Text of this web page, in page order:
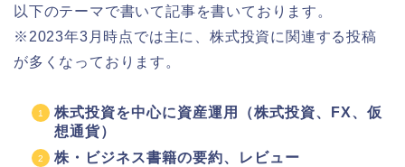
以下のテーマで書いて記事を書いております。
※2023年3月時点では主に、株式投資に関連する投稿
が多くなっております。
株式投資を中心に資産運用（株式投資、FX、仮
想通貨）
株・ビジネス書籍の要約、レビュー